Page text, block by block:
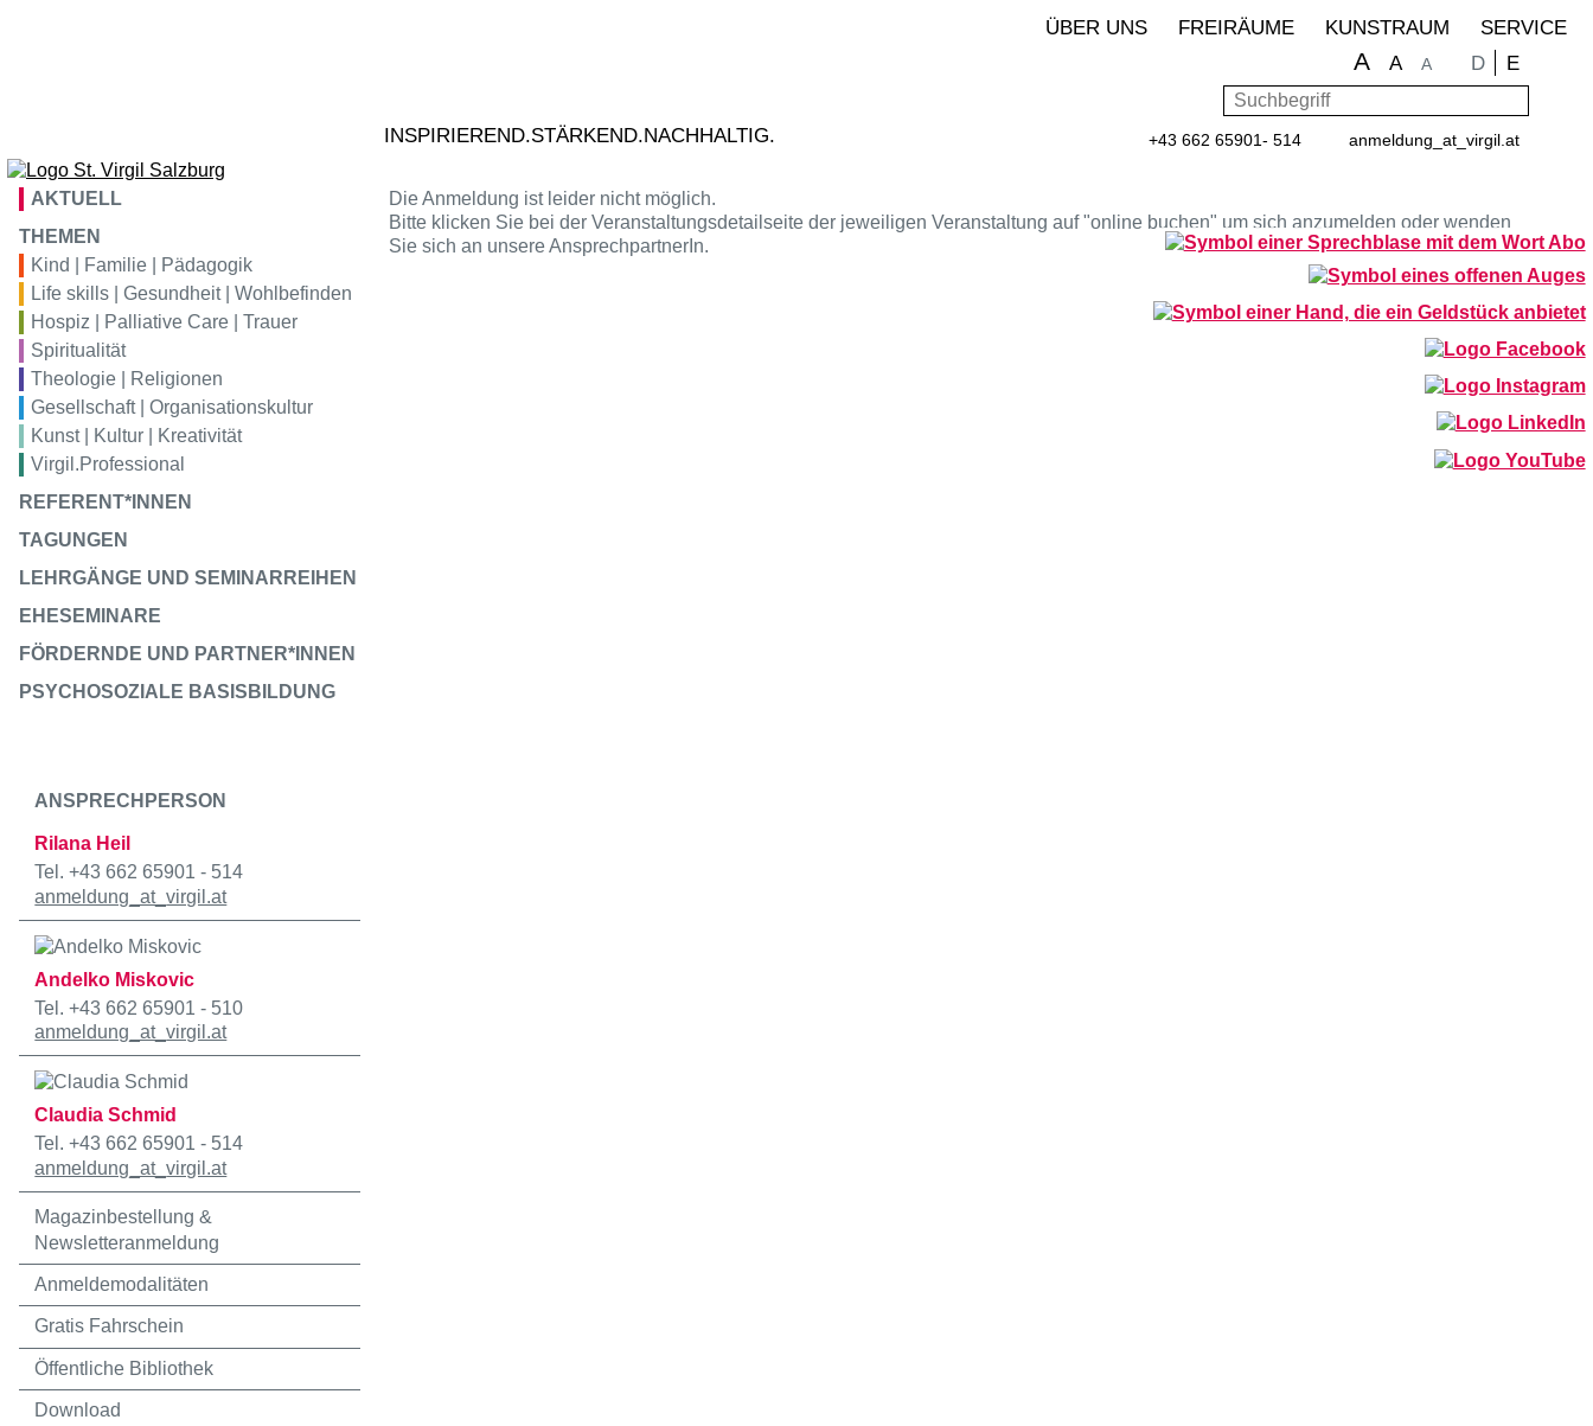
INSPIRIEREND.STÄRKEND.NACHHALTIG.
ÜBER UNS FREIRÄUME KUNSTRAUM SERVICE
A A A Sprache
D E
Suchbegriff
+43 662 65901- 514 anmeldung _at_ virgil.at
VIRGILhotel
VIRGILgastro
VIRGILkunstraum
AKTUELL
THEMEN
Kind | Familie | Pädagogik
Life skills | Gesundheit | Wohlbefinden
Hospiz | Palliative Care | Trauer
Spiritualität
Theologie | Religionen
Gesellschaft | Organisationskultur
Kunst | Kultur | Kreativität
Virgil.Professional
REFERENT*INNEN
TAGUNGEN
LEHRGÄNGE UND SEMINARREIHEN
EHESEMINARE
FÖRDERNDE UND PARTNER*INNEN
PSYCHOSOZIALE BASISBILDUNG
Die Anmeldung ist leider nicht möglich.
Bitte klicken Sie bei der Veranstaltungsdetailseite der jeweiligen Veranstaltung auf "online buchen" um sich anzumelden oder wenden
Sie sich an unsere AnsprechpartnerIn.
ANSPRECHPERSON
Rilana Heil
Tel. +43 662 65901 - 514
anmeldung _at_virgil.at
Andelko Miskovic
Tel. +43 662 65901 - 510
anmeldung _at_virgil.at
Claudia Schmid
Tel. +43 662 65901 - 514
anmeldung _at_virgil.at
Magazinbestellung &
Newsletteranmeldung
Anmeldemodalitäten
Gratis Fahrschein
Öffentliche Bibliothek
Download